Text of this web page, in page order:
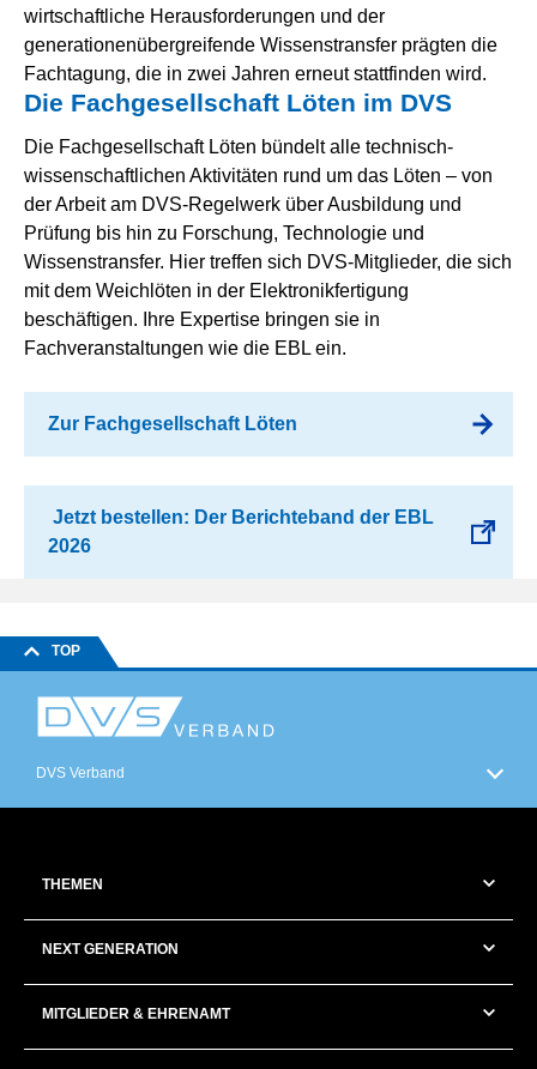
wirtschaftliche Herausforderungen und der
generationenübergreifende Wissenstransfer prägten die
Fachtagung, die in zwei Jahren erneut stattfinden wird.
Die Fachgesellschaft Löten im DVS
Die Fachgesellschaft Löten bündelt alle technisch-
wissenschaftlichen Aktivitäten rund um das Löten – von
der Arbeit am DVS-Regelwerk über Ausbildung und
Prüfung bis hin zu Forschung, Technologie und
Wissenstransfer. Hier treffen sich DVS-Mitglieder, die sich
mit dem Weichlöten in der Elektronikfertigung
beschäftigen. Ihre Expertise bringen sie in
Fachveranstaltungen wie die EBL ein.
Zur Fachgesellschaft Löten
Jetzt bestellen: Der Berichteband der EBL
2026
TOP
DVS Verband
THEMEN
NEXT GENERATION
MITGLIEDER & EHRENAMT